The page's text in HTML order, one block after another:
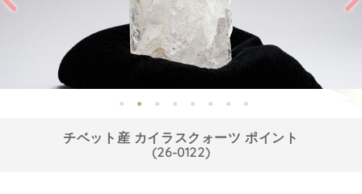
チベット産 カイラスクォーツ ポイント
(26-0122)